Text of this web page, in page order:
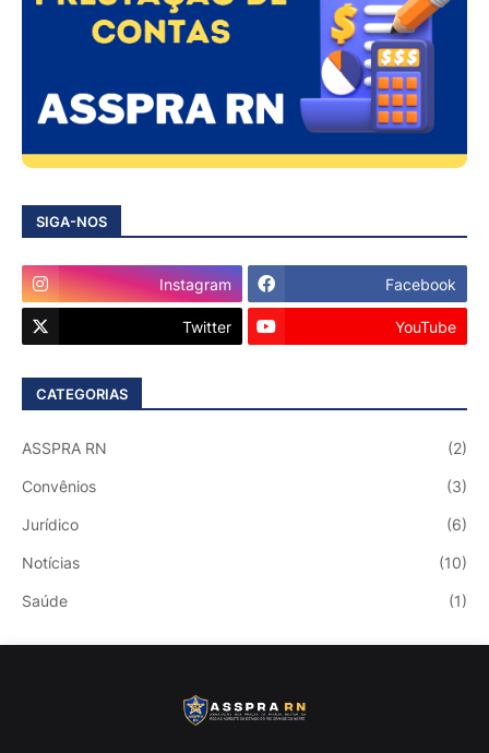
SIGA-NOS
Instagram Facebook
Twitter YouTube
CATEGORIAS
ASSPRA RN (2)
Convênios (3)
Jurídico (6)
Notícias (10)
Saúde (1)